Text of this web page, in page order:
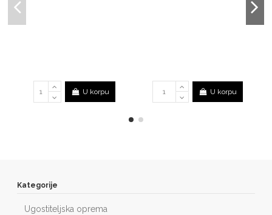
U korpu U korpu
Kategorije
Ugostiteljska oprema